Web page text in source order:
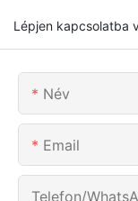
Lépjen kapcsolatba
Név
Email
Telefon/